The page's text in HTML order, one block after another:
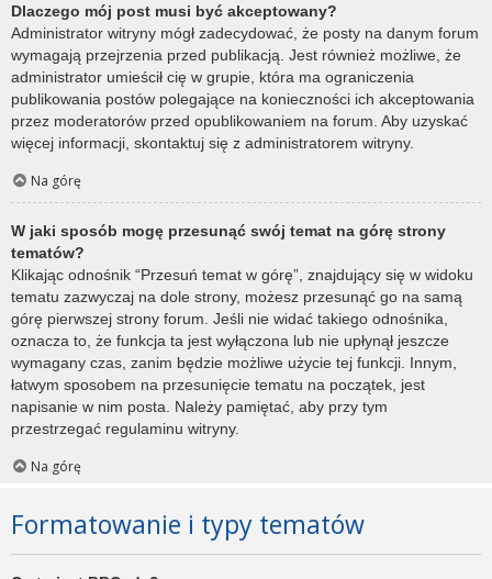
Dlaczego mój post musi być akceptowany?
Administrator witryny mógł zadecydować, że posty na danym forum
wymagają przejrzenia przed publikacją. Jest również możliwe, że
administrator umieścił cię w grupie, która ma ograniczenia
publikowania postów polegające na konieczności ich akceptowania
przez moderatorów przed opublikowaniem na forum. Aby uzyskać
więcej informacji, skontaktuj się z administratorem witryny.
Na górę
W jaki sposób mogę przesunąć swój temat na górę strony
tematów?
Klikając odnośnik “Przesuń temat w górę”, znajdujący się w widoku
tematu zazwyczaj na dole strony, możesz przesunąć go na samą
górę pierwszej strony forum. Jeśli nie widać takiego odnośnika,
oznacza to, że funkcja ta jest wyłączona lub nie upłynął jeszcze
wymagany czas, zanim będzie możliwe użycie tej funkcji. Innym,
łatwym sposobem na przesunięcie tematu na początek, jest
napisanie w nim posta. Należy pamiętać, aby przy tym
przestrzegać regulaminu witryny.
Na górę
Formatowanie i typy tematów